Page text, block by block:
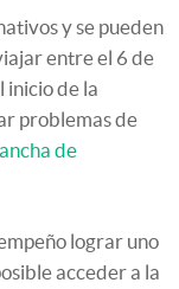
y se pueden
entre el 6 de
inicio de la
problemas de
de
lograr uno
acceder a la